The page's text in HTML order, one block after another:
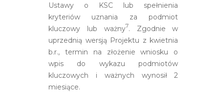
Ustawy o KSC lub spełnienia
kryteriów uznania za podmiot
kluczowy lub ważny7. Zgodnie w
uprzednią wersją Projektu z kwietnia
b.r., termin na złożenie wniosku o
wpis do wykazu podmiotów
kluczowych i ważnych wynosił 2
miesiące.